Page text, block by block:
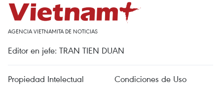
AGENCIA VIETNAMITA DE NOTICIAS
Editor en jefe: TRAN TIEN DUAN
Propiedad Intelectual
Condiciones de Uso